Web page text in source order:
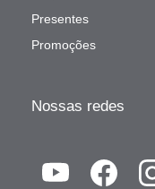
Presentes
Promoções
Nossas redes